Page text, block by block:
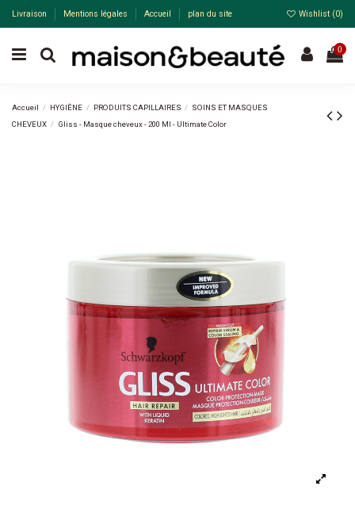
Livraison Mentions légales Accueil plan du site Wishlist (0)
0
Accueil HYGIÈNE PRODUITS CAPILLAIRES
SOINS ET MASQUES
CHEVEUX
Gliss - Masque cheveux - 200 Ml - Ultimate Color